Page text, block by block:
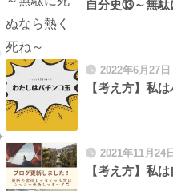
自分史⑬～無駄
2022年6月27日
【考え方】私
2021年11月24
【考え方】私